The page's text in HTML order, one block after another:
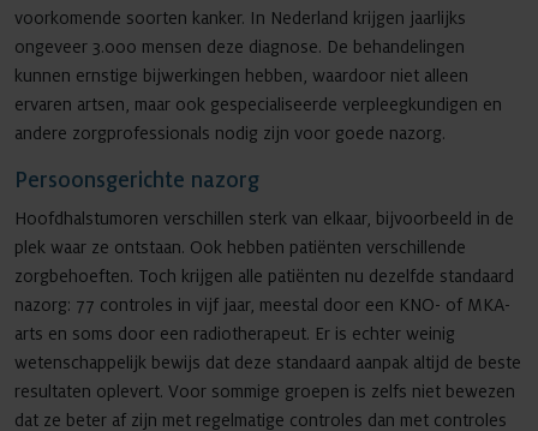
voorkomende soorten kanker. In Nederland krijgen jaarlijks
ongeveer 3.000 mensen deze diagnose. De behandelingen
kunnen ernstige bijwerkingen hebben, waardoor niet alleen
ervaren artsen, maar ook gespecialiseerde verpleegkundigen en
andere zorgprofessionals nodig zijn voor goede nazorg.
Persoonsgerichte nazorg
Hoofdhalstumoren verschillen sterk van elkaar, bijvoorbeeld in de
plek waar ze ontstaan. Ook hebben patiënten verschillende
zorgbehoeften. Toch krijgen alle patiënten nu dezelfde standaard
nazorg: 77 controles in vijf jaar, meestal door een KNO- of MKA-
arts en soms door een radiotherapeut. Er is echter weinig
wetenschappelijk bewijs dat deze standaard aanpak altijd de beste
resultaten oplevert. Voor sommige groepen is zelfs niet bewezen
dat ze beter af zijn met regelmatige controles dan met controles